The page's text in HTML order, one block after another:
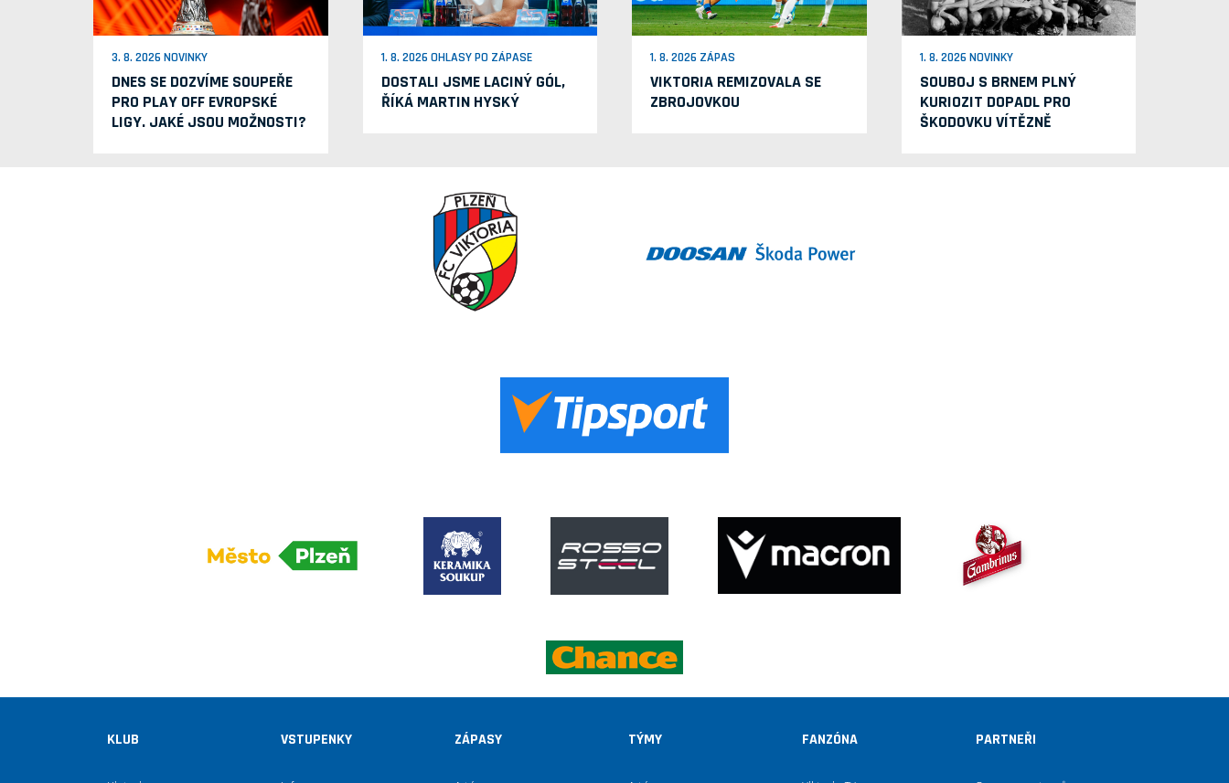
3. 8. 2026 NOVINKY
DNES SE DOZVÍME SOUPEŘE
PRO PLAY OFF EVROPSKÉ
LIGY. JAKÉ JSOU MOŽNOSTI?
1. 8. 2026 OHLASY PO ZÁPASE
DOSTALI JSME LACINÝ GÓL,
ŘÍKÁ MARTIN HYSKÝ
1. 8. 2026 ZÁPAS
VIKTORIA REMIZOVALA SE
ZBROJOVKOU
1. 8. 2026 NOVINKY
SOUBOJ S BRNEM PLNÝ
KURIOZIT DOPADL PRO
ŠKODOVKU VÍTĚZNĚ
KLUB VSTUPENKY ZÁPASY TÝMY FANZÓNA PARTNEŘI